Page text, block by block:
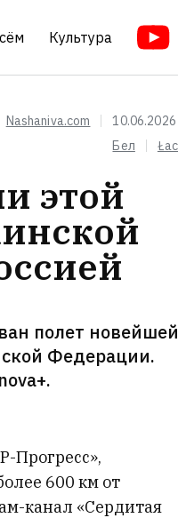
Культура
Nashaniva.com
Бел
Łac
этой
полет новейшей
Федерации.
Прогресс»,
600 км от
канал «Сердитая